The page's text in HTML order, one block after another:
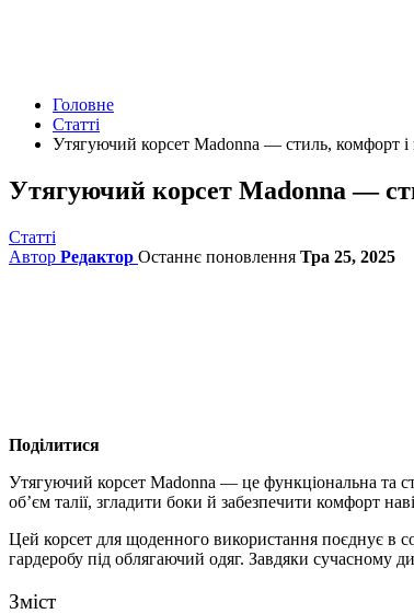
Головне
Статті
Утягуючий корсет Madonna — стиль, комфорт і
Утягуючий корсет Madonna —
Статті
Автор Редактор Останнє поновлення Тра 25, 2025
Поділитися
Утягуючий корсет Madonna — це функціональна та
об’єм талії, згладити боки й забезпечити комфорт
Цей корсет для щоденного використання поєднує в
гардеробу під облягаючий одяг. Завдяки сучасному
Зміст